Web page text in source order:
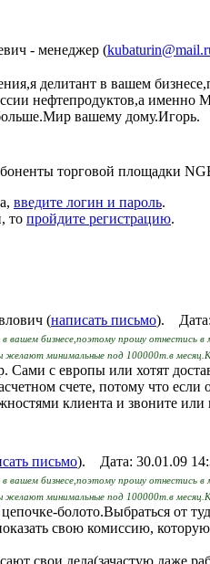
- менеджер (
делитант в вашем
нефтепродуктов,а
вашему дому.Игорь.
торговой площадки
введите логин и пароль.
то пройдите регистрацию.
(написать письмо). Дата:
бизнесе,поэтому прошу отнестись
минимальные под 100000т.в
Сами с европы или хотят
счете, потому что
клиента и звоните
письмо). Дата: 30.01.09
бизнесе,поэтому прошу отнестись
минимальные под 100000т.в
болото.Выбраться от
свою комиссию, которую